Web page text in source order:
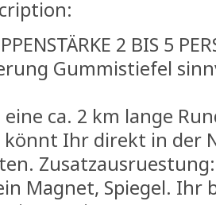
2 BIS 5
Gummistiefel
ca. 2 km lange
könnt Ihr direkt in der
Zusatzausruestung:
Magnet, Spiegel. Ihr